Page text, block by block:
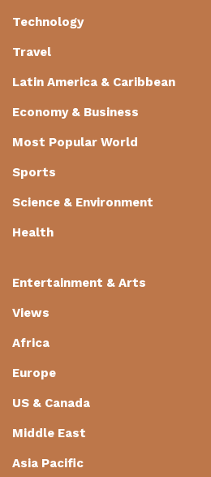
Technology
Travel
Latin America & Caribbean
Economy & Business
Most Popular World
Sports
Science & Environment
Health
Entertainment & Arts
Views
Africa
Europe
US & Canada
Middle East
Asia Pacific